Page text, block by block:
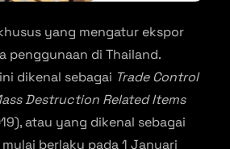
yang mengatur ekspor
penggunaan di Thailand.
dikenal sebagai Trade Control
Destruction Related Items
atau yang dikenal sebagai
mulai berlaku pada 1 Januari